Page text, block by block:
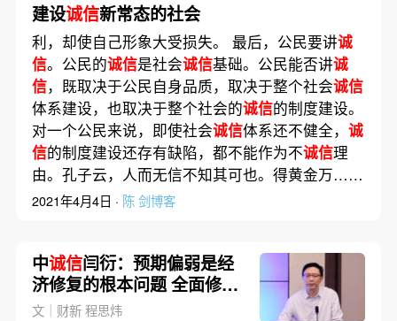
建设诚信新常态的社会
利，却使自己形象大受损失。 最后，公民要讲诚
信。公民的诚信是社会诚信基础。公民能否讲诚
信，既取决于公民自身品质，取决于整个社会诚信
体系建设，也取决于整个社会的诚信的制度建设。
对一个公民来说，即使社会诚信体系还不健全， 诚
信的制度建设还存有缺陷，都不能作为不诚信理
由。孔子云，人而无信不知其可也。得黄金万……
2021年4月4日 · 陈 剑博客
中诚信闫衍：预期偏弱是经
济修复的根本问题 全面修复
需加大政策扩内需力度
文｜财新 程思炜